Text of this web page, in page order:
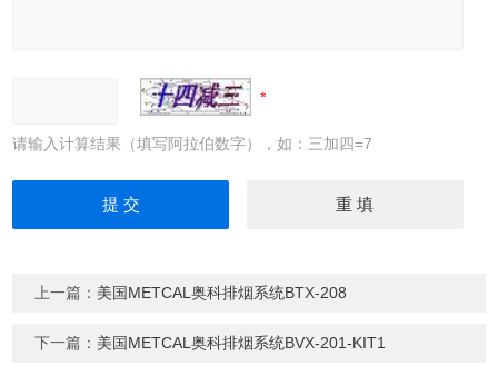
请输入计算结果（填写阿拉伯数字），如：三加四=7
上一篇： 美国METCAL奥科排烟系统BTX-208
下一篇： 美国METCAL奥科排烟系统BVX-201-KIT1